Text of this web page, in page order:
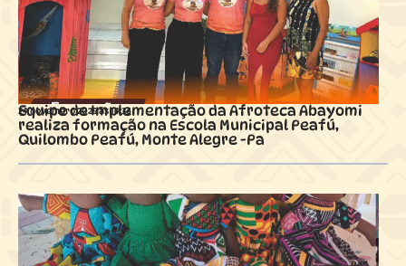
24 novembro 2025 ás14:36
Equipe de Implementação da Afroteca Abayomi
realiza formação na Escola Municipal Peafú,
Quilombo Peafú, Monte Alegre -Pa